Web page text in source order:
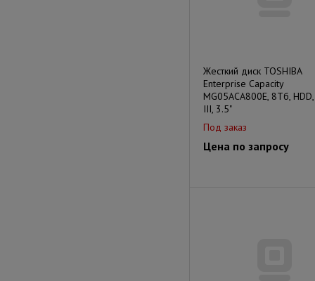
Жесткий диск TOSHIBA
Enterprise Capacity
MG05ACA800E, 8Тб, HDD,
III, 3.5"
Под заказ
Цена по запросу